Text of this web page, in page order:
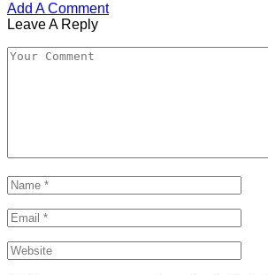
Add A Comment
Leave A Reply